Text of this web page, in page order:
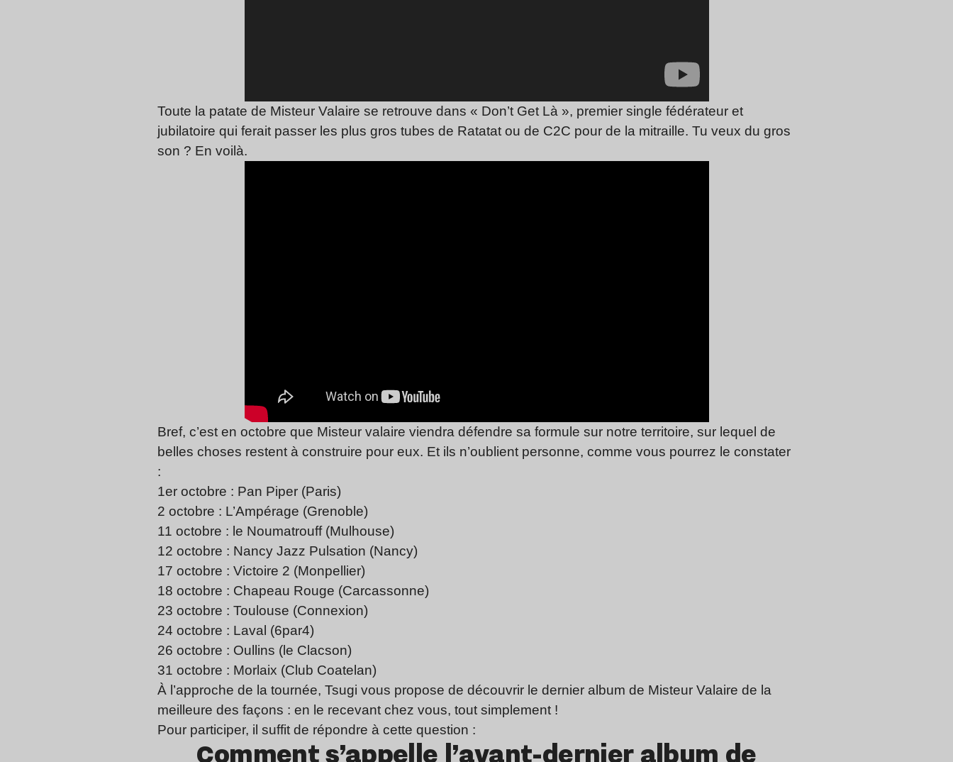
Toute la patate de Misteur Valaire se retrouve dans « Don’t Get Là », premier single fédérateur et
jubilatoire qui ferait passer les plus gros tubes de Ratatat ou de C2C pour de la mitraille. Tu veux du gros
son ? En voilà.
Bref, c’est en octobre que Misteur valaire viendra défendre sa formule sur notre territoire, sur lequel de
belles choses restent à construire pour eux. Et ils n’oublient personne, comme vous pourrez le constater
:
1er octobre : Pan Piper (Paris)
2 octobre : L’Ampérage (Grenoble)
11 octobre : le Noumatrouff (Mulhouse)
12 octobre : Nancy Jazz Pulsation (Nancy)
17 octobre : Victoire 2 (Monpellier)
18 octobre : Chapeau Rouge (Carcassonne)
23 octobre : Toulouse (Connexion)
24 octobre : Laval (6par4)
26 octobre : Oullins (le Clacson)
31 octobre : Morlaix (Club Coatelan)
À l’approche de la tournée, Tsugi vous propose de découvrir le dernier album de Misteur Valaire de la
meilleure des façons : en le recevant chez vous, tout simplement !
Pour participer, il suffit de répondre à cette question :
Comment s’appelle l’avant-dernier album de